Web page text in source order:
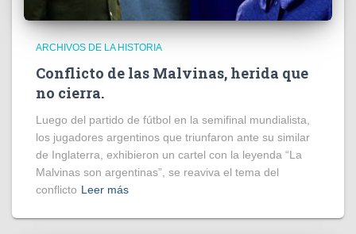
ARCHIVOS DE LA HISTORIA
Conflicto de las Malvinas, herida que
no cierra.
Luego del partido de fútbol en la semifinal mundialista,
los jugadores argentinos que triunfaron ante su similar
de Inglaterra, exhibieron un cartel con la leyenda “La
Malvinas son argentinas”, se reaviva el tema del
conflicto Leer más